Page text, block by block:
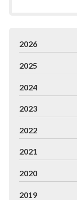
2026
2025
2024
2023
2022
2021
2020
2019